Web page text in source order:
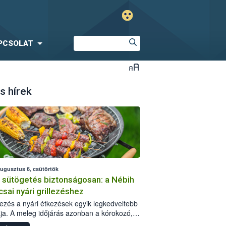
hírek
6, csütörtök
sütögetés biztonságosan: a Nébih
nyári grillezéshez
a nyári étkezések egyik legkedveltebb
A meleg időjárás azonban a kórokozó,
okozó baktériumok gyorsabb